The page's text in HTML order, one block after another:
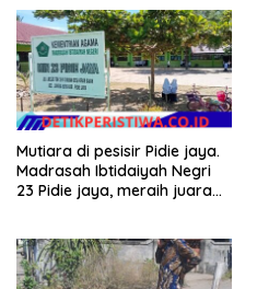
Mutiara di pesisir Pidie jaya.
Madrasah Ibtidaiyah Negri
23 Pidie jaya, meraih juara